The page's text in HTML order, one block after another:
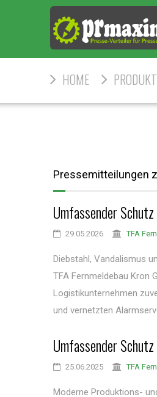
HOME
Pressemitteilungen
Umfassender
29.05.2026 TFA
Diebstahl, Vandalismus
TFA Fernmeldebau Kron
Logistikunternehmen
und vernetzten
Umfassender
25.06.2025 TFA
Moderne Produktions-